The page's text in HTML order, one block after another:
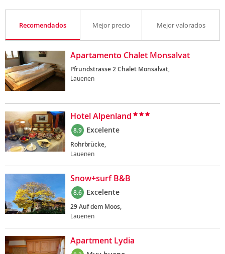
Recomendados Mejor precio Mejor valorados
Apartamento Chalet Monsalvat
Pfrundstrasse 2 Chalet Monsalvat,
Lauenen
Hotel Alpenland
8.9 Excelente
Rohrbrücke,
Lauenen
Snow+surf B&B
8.6 Excelente
29 Auf dem Moos,
Lauenen
Apartment Lydia